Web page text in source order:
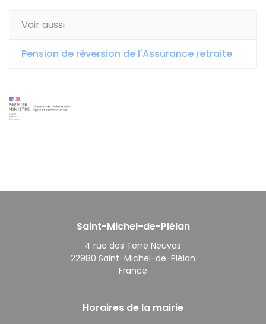
Voir aussi
Pension de réversion de l'Assurance retraite
Saint-Michel-de-Plélan
4 rue des Terre Neuvas
22980 Saint-Michel-de-Plélan
France
Horaires de la mairie